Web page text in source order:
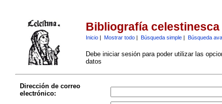
Bibliografía celestinesca
Inicio| Mostrar todo| Búsqueda simple| Búsqueda
Debe iniciar sesión para poder utilizar las
datos
Dirección de correo
electrónico: